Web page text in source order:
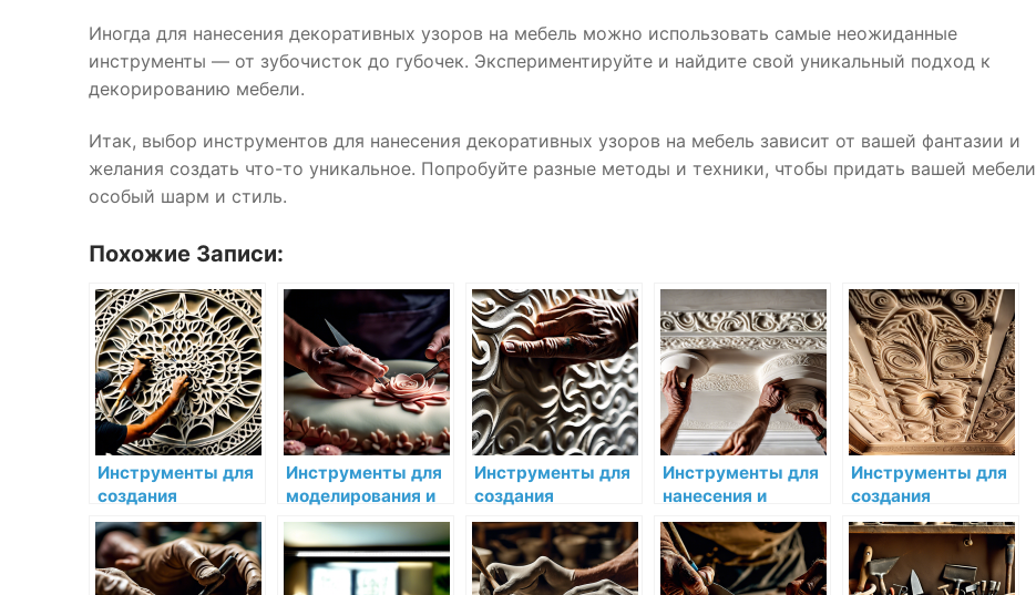
Иногда для нанесения декоративных узоров на мебель можно использовать самые неожиданные
инструменты — от зубочисток до губочек. Экспериментируйте и найдите свой уникальный подход к
декорированию мебели.
Итак, выбор инструментов для нанесения декоративных узоров на мебель зависит от вашей фантазии и
желания создать что-то уникальное. Попробуйте разные методы и техники, чтобы придать вашей мебели
особый шарм и стиль.
Похожие Записи:
Инструменты для
создания
объемных и
изящных узоров
на стенах
Инструменты для
моделирования и
формирования
декоративных
элементов
Инструменты для
создания
рельефных узоров
на стенах
Инструменты для
нанесения и
отделки лепнины в
интерьере
Инструменты для
создания
уникальных
элементов декора
на потолке